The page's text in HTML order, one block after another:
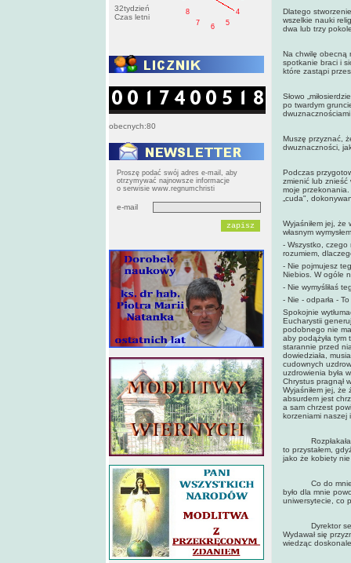
32tydzień
Czas letni
4
5
6
7
8
obecnych:80
Proszę podać swój adres e-mail, aby
otrzymywać najnowsze informacje
o serwisie www.regnumchristi
e-mail
Dlatego
wszelkie nauki
dwa lub trzy
Na chwilę obecną
spotkanie braci i
które zastąpi
Słowo
po twardym
Muszę przyznać,
dwuznaczności,
Podczas
zmienić lub znieść
moje przekonania.
„cuda",
Wyjaśniłem jej,
własnym
- Wszystko, czego
rozumiem,
- Nie pojmujesz
Niebios. W ogóle
- Nie wymyśliłaś
- Nie - odparła -
Spokojnie
Eucharystii
podobnego nie
aby podążyła tym
starannie przed
dowiedziała,
cudownych
uzdrowienia była
Chrystus pragnął
Wyjaśniłem jej,
absurdem jest
a sam chrzest
korzeniami naszej
Rozpłakała się
to przystałem,
jako że kobiety
Co do mnie,
było dla mnie
uniwersytecie, co
Dyrektor
Wydawał się
wiedząc